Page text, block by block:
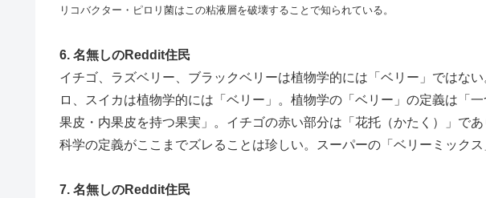
リコバクター・ピロリ菌はこの粘液層を破壊することで知られている。
6. 名無しのReddit住民
イチゴ、ラズベリー、ブラックベリーは植物学的には「ベリー」ではな
ロ、スイカは植物学的には「ベリー」。植物学の「ベリー」の定義は「
果皮・内果皮を持つ果実」。イチゴの赤い部分は「花托（かたく）」で
科学の定義がここまでズレることは珍しい。スーパーの「ベリーミックス
7. 名無しのReddit住民